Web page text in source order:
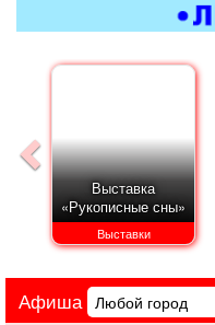
Выставка
«Рукописные сны»
Выставки
Афиша